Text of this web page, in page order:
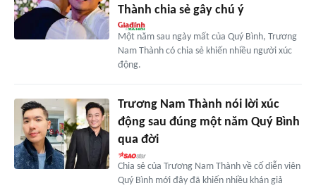
Thành chia sẻ gây chú ý
Một năm sau ngày mất của Quý Bình, Trương
Nam Thành có chia sẻ khiến nhiều người xúc
động.
Trương Nam Thành nói lời xúc
động sau đúng một năm Quý Bình
qua đời
Chia sẻ của Trương Nam Thành về cố diễn viên
Quý Bình mới đây đã khiến nhiều khán giả